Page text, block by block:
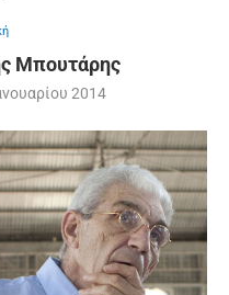
Μπουτάρης
2014